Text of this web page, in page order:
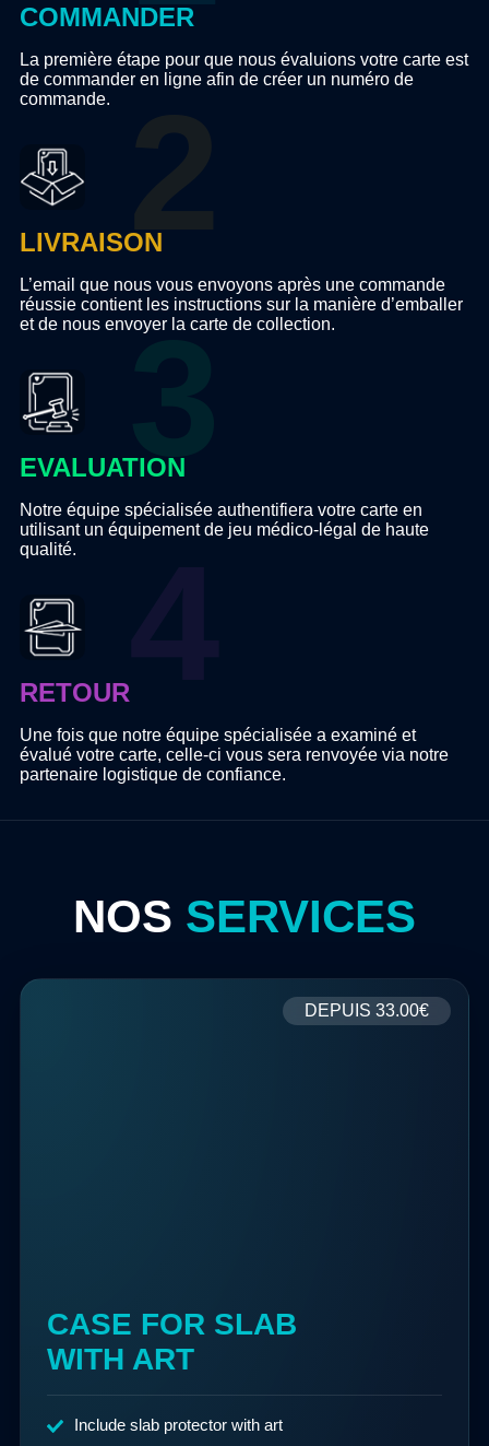
COMMANDER
La première étape pour que nous évaluions votre carte est
de commander en ligne afin de créer un numéro de
commande.
LIVRAISON
L’email que nous vous envoyons après une commande
réussie contient les instructions sur la manière d’emballer
et de nous envoyer la carte de collection.
EVALUATION
Notre équipe spécialisée authentifiera votre carte en
utilisant un équipement de jeu médico-légal de haute
qualité.
RETOUR
Une fois que notre équipe spécialisée a examiné et
évalué votre carte, celle-ci vous sera renvoyée via notre
partenaire logistique de confiance.
NOS SERVICES
CASE FOR SLAB
WITH ART
DEPUIS 33.00€
Include slab protector with art